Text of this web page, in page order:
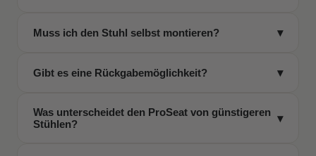
stabilen Konstruktion auch für intensives, tägliches
Muss ich den Stuhl selbst montieren? ▾
Eine deutsche Schritt-für-Schritt-Anleitung,
enthalten – in ca. 30 Minuten erledigt.
Gibt es eine Rückgabemöglichkeit? ▾
testen. Wenn er nicht zu dir passt, schickst du ihn
Was unterscheidet den ProSeat von günstigeren
Stühlen?
▾